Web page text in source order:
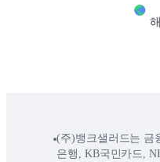
(주)뱅크샐러드는 금
은행, KB국민카드,